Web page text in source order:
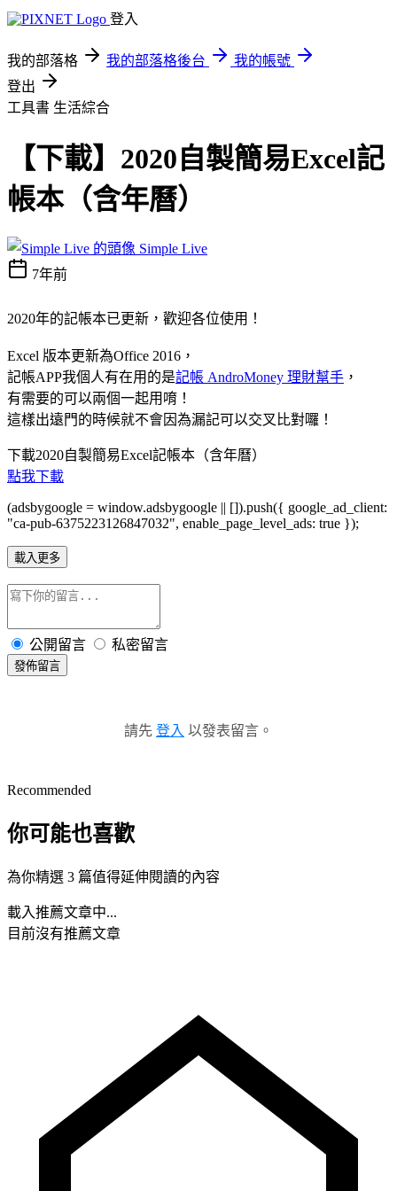
登入
我的部落格 我的部落格後台
我的帳號
登出
工具書 生活綜合
【下載】2020自製簡易Excel記
帳本（含年曆）
Simple Live
7年前
2020年的記帳本已更新，歡迎各位使用！
Excel 版本更新為Office 2016，
記帳APP我個人有在用的是記帳 AndroMoney 理財幫手 ，
有需要的可以兩個一起用唷！
這樣出遠門的時候就不會因為漏記可以交叉比對囉！
下載2020自製簡易Excel記帳本（含年曆）
點我下載
(adsbygoogle = window.adsbygoogle || []).push({ google_ad_client:
"ca-pub-6375223126847032", enable_page_level_ads: true });
載入更多
公開留言 私密留言
發佈留言
請先 登入 以發表留言。
Recommended
你可能也喜歡
為你精選 3 篇值得延伸閱讀的內容
載入推薦文章中...
目前沒有推薦文章